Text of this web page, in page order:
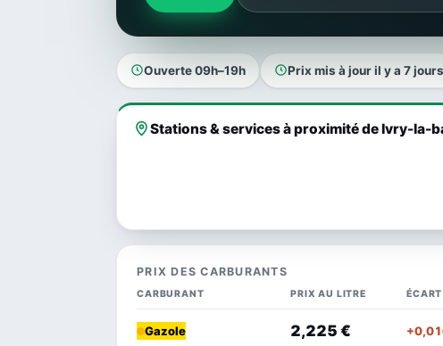
Ouverte 09h–19h Prix mis à jour il y a 7 jours
Stations & services à proximité de Ivry-la-
PRIX DES CARBURANTS
CARBURANT PRIX AU LITRE ÉCART
Gazole 2,225 €